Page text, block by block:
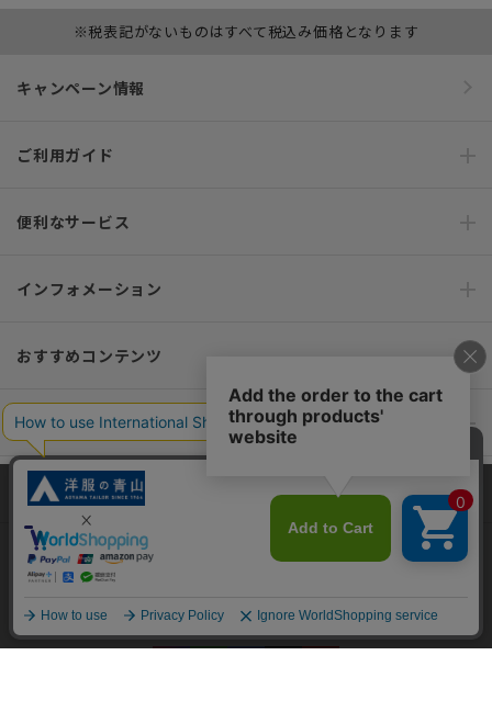
※税表記がないものはすべて税込み価格となります
キャンペーン情報
ご利用ガイド
便利なサービス
インフォメーション
おすすめコンテンツ
ポリシー・企業情報
オーダースーツなら SHITATE
OFFICIAL SNS
当サイトでは、快適な閲覧体験とコンテンツ改善のためにCookieを使用
しています。閲覧を続けることで、Cookieの使用に同意したものとみな
します。詳細については
同意して閉じる